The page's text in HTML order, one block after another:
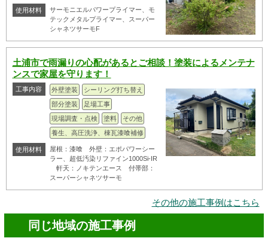
使用材料
サーモニエルパワープライマー、モ
テックメタルプライマー、スーパー
シャネツサーモF
土浦市で雨漏りの心配があるとご相談！塗装によるメンテナ
ンスで家屋を守ります！
工事内容 外壁塗装
シーリング打ち替え
部分塗装
足場工事
現場調査・点検
塗料
その他
養生、高圧洗浄、棟瓦漆喰補修
使用材料
屋根：漆喰 外壁：エポパワーシー
ラー、超低汚染リファイン1000Si-IR
軒天：ノキテンエース 付帯部：
スーパーシャネツサーモ
その他の施工事例はこちら
同じ地域の施工事例